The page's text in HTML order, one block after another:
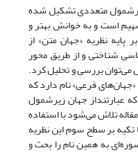
متعددی تشکیل شده
است و به خوانش بهتر و
پایه نظریه «جهان‌ متن» از
شناختی و از طریق محور
می‌توان بررسی و تحلیل کرد.
فرعی» نام دارد که
عبارتند‌از جهان زیرشمول
تلاش می‌شود با استفاده
تکیه بر سطح سوم این نظریه
به همین نام را بحث و